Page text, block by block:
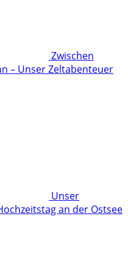
Zwischen
– Unser Zeltabenteuer
Unser
an der Ostsee